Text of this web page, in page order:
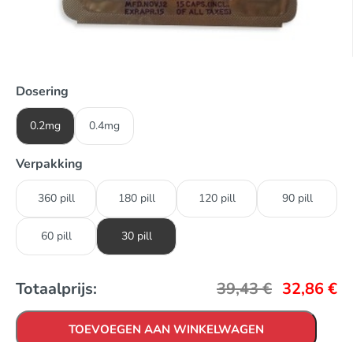
Dosering
0.2mg 0.4mg
Verpakking
360 pill 180 pill 120 pill 90 pill
60 pill 30 pill
Totaalprijs: 39,43€ 32,86€
TOEVOEGEN AAN WINKELWAGEN